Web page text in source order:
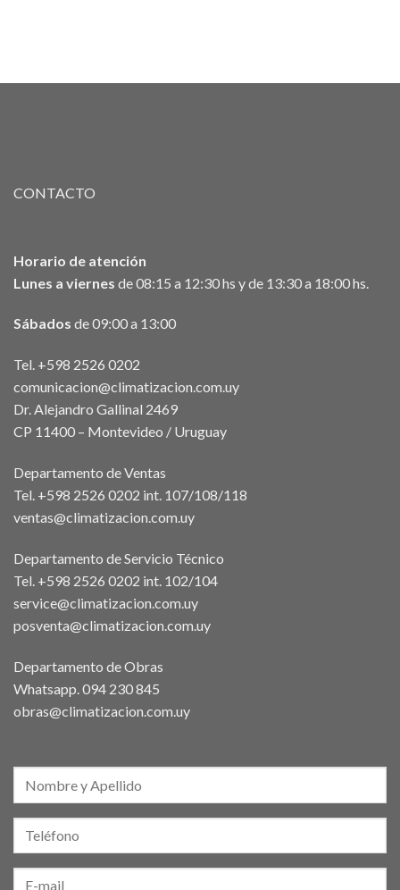
CONTACTO
Horario de atención
Lunes a viernes de 08:15 a 12:30 hs y de 13:30 a 18:00 hs.
Sábados de 09:00 a 13:00
Tel. +598 2526 0202
comunicacion@climatizacion.com.uy
Dr. Alejandro Gallinal 2469
CP 11400 – Montevideo / Uruguay
Departamento de Ventas
Tel. +598 2526 0202 int. 107/108/118
ventas@climatizacion.com.uy
Departamento de Servicio Técnico
Tel. +598 2526 0202 int. 102/104
service@climatizacion.com.uy
posventa@climatizacion.com.uy
Departamento de Obras
Whatsapp. 094 230 845
obras@climatizacion.com.uy